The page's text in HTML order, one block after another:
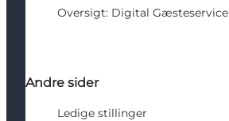
Oversigt: Digital Gæsteservice
Andre sider
Ledige stillinger